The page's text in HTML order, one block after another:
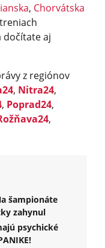
, Chorvátska
dočítate aj
z regiónov
, Nitra24,
, Poprad24,
,
šampionáte
zahynul
psychické